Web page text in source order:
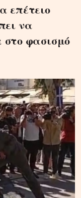
επέτειο
να
στο φασισμό